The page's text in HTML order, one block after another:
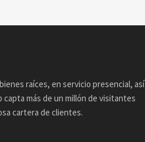
raíces, en servicio presencial, así
más de un millón de visitantes
cartera de clientes.